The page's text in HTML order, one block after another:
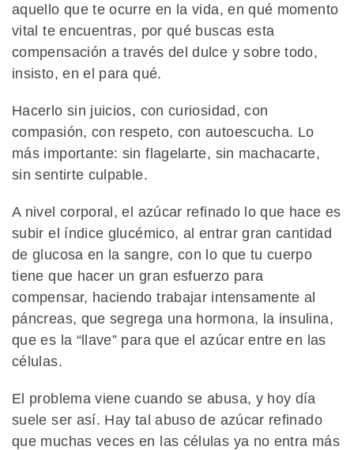
aquello que te ocurre en la vida, en qué momento
vital te encuentras, por qué buscas esta
compensación a través del dulce y sobre todo,
insisto, en el para qué.
Hacerlo sin juicios, con curiosidad, con
compasión, con respeto, con autoescucha. Lo
más importante: sin flagelarte, sin machacarte,
sin sentirte culpable.
A nivel corporal, el azúcar refinado lo que hace es
subir el índice glucémico, al entrar gran cantidad
de glucosa en la sangre, con lo que tu cuerpo
tiene que hacer un gran esfuerzo para
compensar, haciendo trabajar intensamente al
páncreas, que segrega una hormona, la insulina,
que es la “llave” para que el azúcar entre en las
células.
El problema viene cuando se abusa, y hoy día
suele ser así. Hay tal abuso de azúcar refinado
que muchas veces en las células ya no entra más